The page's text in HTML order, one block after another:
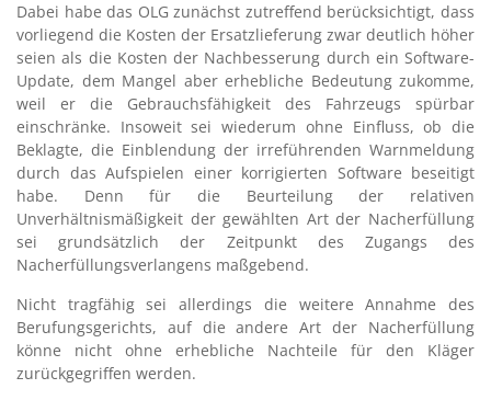
Dabei habe das OLG zunächst zutreffend berücksichtigt, dass
vorliegend die Kosten der Ersatzlieferung zwar deutlich höher
seien als die Kosten der Nachbesserung durch ein Software-
Update, dem Mangel aber erhebliche Bedeutung zukomme,
weil er die Gebrauchsfähigkeit des Fahrzeugs spürbar
einschränke. Insoweit sei wiederum ohne Einfluss, ob die
Beklagte, die Einblendung der irreführenden Warnmeldung
durch das Aufspielen einer korrigierten Software beseitigt
habe. Denn für die Beurteilung der relativen
Unverhältnismäßigkeit der gewählten Art der Nacherfüllung
sei grundsätzlich der Zeitpunkt des Zugangs des
Nacherfüllungsverlangens maßgebend.
Nicht tragfähig sei allerdings die weitere Annahme des
Berufungsgerichts, auf die andere Art der Nacherfüllung
könne nicht ohne erhebliche Nachteile für den Kläger
zurückgegriffen werden.